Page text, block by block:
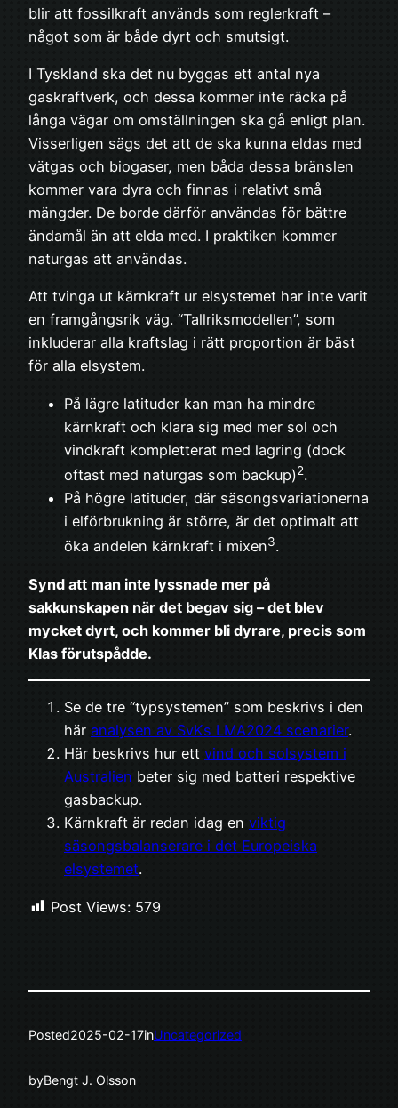
blir att fossilkraft används som reglerkraft –
något som är både dyrt och smutsigt.
I Tyskland ska det nu byggas ett antal nya
gaskraftverk, och dessa kommer inte räcka på
långa vägar om omställningen ska gå enligt plan.
Visserligen sägs det att de ska kunna eldas med
vätgas och biogaser, men båda dessa bränslen
kommer vara dyra och finnas i relativt små
mängder. De borde därför användas för bättre
ändamål än att elda med. I praktiken kommer
naturgas att användas.
Att tvinga ut kärnkraft ur elsystemet har inte varit
en framgångsrik väg. “Tallriksmodellen”, som
inkluderar alla kraftslag i rätt proportion är bäst
för alla elsystem.
På lägre latituder kan man ha mindre
kärnkraft och klara sig med mer sol och
vindkraft kompletterat med lagring (dock
oftast med naturgas som backup)2.
På högre latituder, där säsongsvariationerna
i elförbrukning är större, är det optimalt att
öka andelen kärnkraft i mixen3.
Synd att man inte lyssnade mer på
sakkunskapen när det begav sig – det blev
mycket dyrt, och kommer bli dyrare, precis som
Klas förutspådde.
Se de tre “typsystemen” som beskrivs i den
här analysen av SvKs LMA2024 scenarier.
Här beskrivs hur ett vind och solsystem i
Australien beter sig med batteri respektive
gasbackup.
Kärnkraft är redan idag en viktig
säsongsbalanserare i det Europeiska
elsystemet.
Post Views: 579
Posted2025-02-17inUncategorized
byBengt J. Olsson